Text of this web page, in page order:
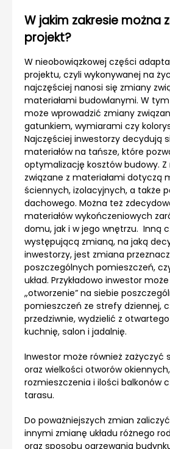
W jakim zakresie można
projekt?
W nieobowiązkowej części
projektu, czyli wykonywanej na
najczęściej nanosi się zmiany
materiałami budowlanymi. W
może wprowadzić zmiany
gatunkiem, wymiarami czy
Najczęściej inwestorzy decydują
materiałów na tańsze, które
optymalizację kosztów budowy. Z
związane z materiałami dotyczą
ściennych, izolacyjnych, a także
dachowego. Można też
materiałów wykończeniowych
domu, jak i w jego wnętrzu. Inną
występującą zmianą, na jaką
inwestorzy, jest zmiana
poszczególnych pomieszczeń,
układ. Przykładowo inwestor
„otworzenie” na siebie
pomieszczeń ze strefy dziennej,
przedziwnie, wydzielić z
kuchnię, salon i jadalnię.
Inwestor może również zażyczyć
oraz wielkości otworów
rozmieszczenia i ilości balkonów
tarasu.
Do poważniejszych zmian
innymi zmianę układu różnego
oraz sposobu ogrzewania